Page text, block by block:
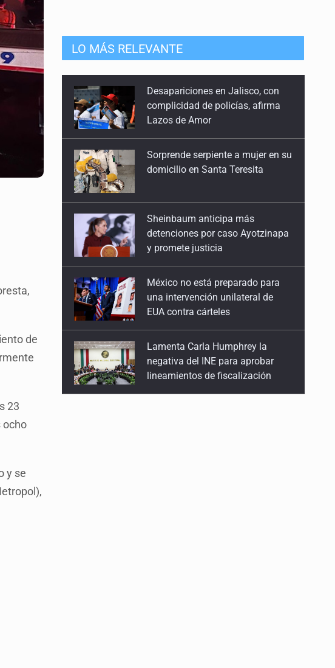
de
23
ocho
y se
LO MÁS RELEVANTE
Desapariciones en Jalisco, con
complicidad de policías, afirma
Lazos de Amor
Sorprende serpiente a mujer en su
domicilio en Santa Teresita
Sheinbaum anticipa más
detenciones por caso Ayotzinapa
y promete justicia
México no está preparado para
una intervención unilateral de
EUA contra cárteles
Lamenta Carla Humphrey la
negativa del INE para aprobar
lineamientos de fiscalización
Resalta Fujimori restablecimiento